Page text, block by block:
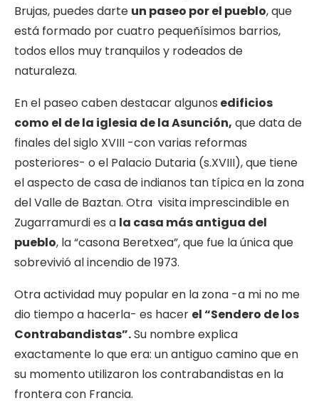
Brujas, puedes darte un paseo por el pueblo, que
está formado por cuatro pequeñísimos barrios,
todos ellos muy tranquilos y rodeados de
naturaleza.
En el paseo caben destacar algunos edificios
como el de la iglesia de la Asunción, que data de
finales del siglo XVIII -con varias reformas
posteriores- o el Palacio Dutaria (s.XVIII), que tiene
el aspecto de casa de indianos tan típica en la zona
del Valle de Baztan. Otra visita imprescindible en
Zugarramurdi es a la casa más antigua del
pueblo, la “casona Beretxea”, que fue la única que
sobrevivió al incendio de 1973.
Otra actividad muy popular en la zona -a mi no me
dio tiempo a hacerla- es hacer el “Sendero de los
Contrabandistas”.Su nombre explica
exactamente lo que era: un antiguo camino que en
su momento utilizaron los contrabandistas en la
frontera con Francia.